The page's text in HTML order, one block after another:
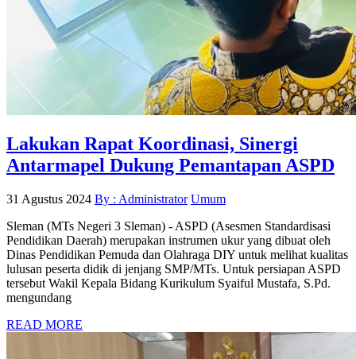
Lakukan Rapat Koordinasi, Sinergi
Antarmapel Dukung Pemantapan ASPD
31 Agustus 2024 By : Administrator Umum
Sleman (MTs Negeri 3 Sleman) - ASPD (Asesmen Standardisasi
Pendidikan Daerah) merupakan instrumen ukur yang dibuat oleh
Dinas Pendidikan Pemuda dan Olahraga DIY untuk melihat kualitas
lulusan peserta didik di jenjang SMP/MTs. Untuk persiapan ASPD
tersebut Wakil Kepala Bidang Kurikulum Syaiful Mustafa, S.Pd.
mengundang
READ MORE